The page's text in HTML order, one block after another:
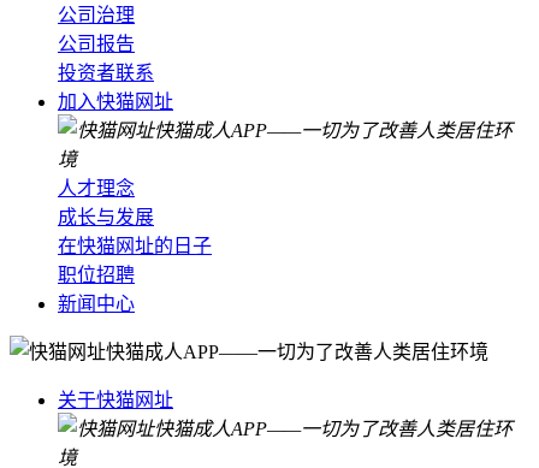
公司治理
公司报告
投资者联系
加入快猫网址
人才理念
成长与发展
在快猫网址的日子
职位招聘
新闻中心
关于快猫网址